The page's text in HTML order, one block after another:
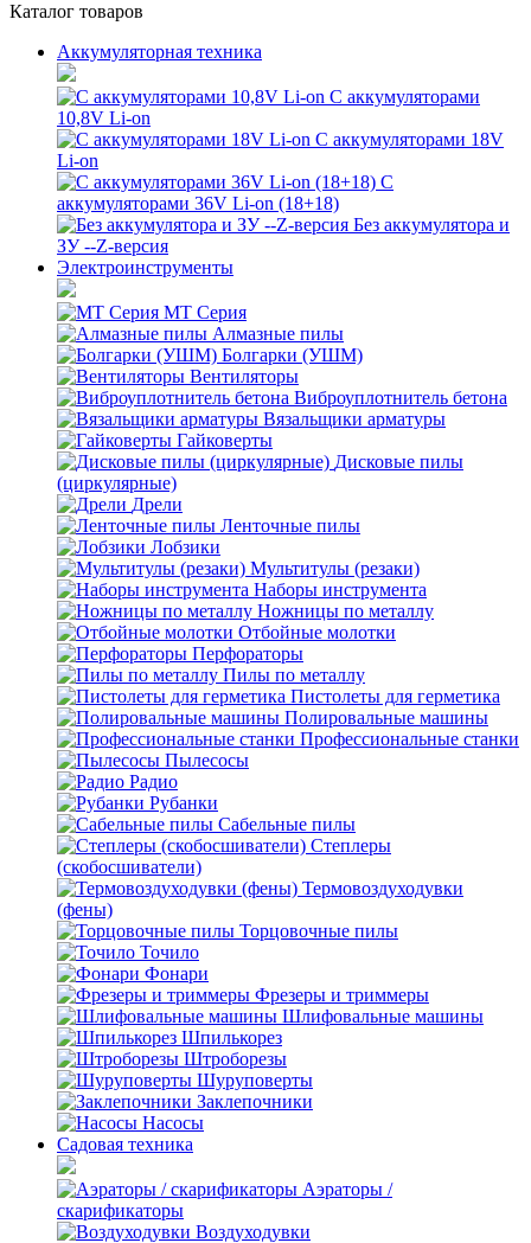
Каталог товаров
Аккумуляторная техника
С аккумуляторами
10,8V Li-on
С аккумуляторами 18V
Li-on
С
аккумуляторами 36V Li-on (18+18)
Без аккумулятора и
ЗУ --Z-версия
Электроинструменты
MT Серия
Алмазные пилы
Болгарки (УШМ)
Вентиляторы
Виброуплотнитель бетона
Вязальщики арматуры
Гайковерты
Дисковые пилы
(циркулярные)
Дрели
Ленточные пилы
Лобзики
Мультитулы (резаки)
Наборы инструмента
Ножницы по металлу
Отбойные молотки
Перфораторы
Пилы по металлу
Пистолеты для герметика
Полировальные машины
Профессиональные станки
Пылесосы
Радио
Рубанки
Сабельные пилы
Степлеры
(скобосшиватели)
Термовоздуходувки
(фены)
Торцовочные пилы
Точило
Фонари
Фрезеры и триммеры
Шлифовальные машины
Шпилькорез
Штроборезы
Шуруповерты
Заклепочники
Насосы
Садовая техника
Аэраторы /
скарификаторы
Воздуходувки